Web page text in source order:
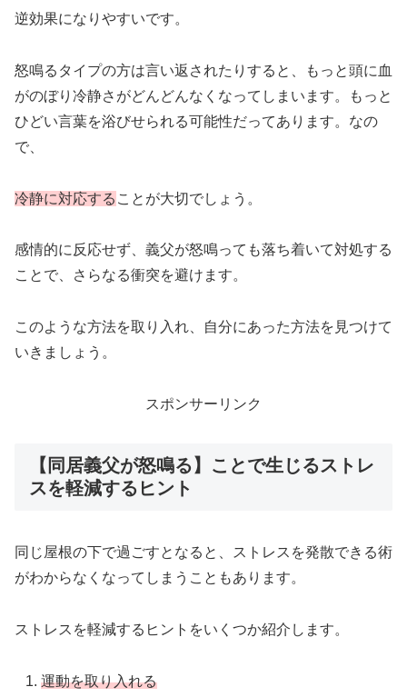
逆効果になりやすいです。
怒鳴るタイプの方は言い返されたりすると、もっと頭に血
がのぼり冷静さがどんどんなくなってしまいます。もっと
ひどい言葉を浴びせられる可能性だってあります。なの
で、
冷静に対応する ことが大切でしょう。
感情的に反応せず、義父が怒鳴っても落ち着いて対処する
ことで、さらなる衝突を避けます。
このような方法を取り入れ、自分にあった方法を見つけて
いきましょう。
スポンサーリンク
【同居義父が怒鳴る】ことで生じるストレ
スを軽減するヒント
同じ屋根の下で過ごすとなると、ストレスを発散できる術
がわからなくなってしまうこともあります。
ストレスを軽減するヒントをいくつか紹介します。
運動を取り入れる